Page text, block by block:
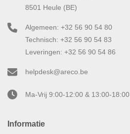
Informatie
8501 Heule (BE)
Algemeen: +32 56 90 54 80
Technisch: +32 56 90 54 83
Leveringen: +32 56 90 54 86
helpdesk@areco.be
Ma-Vrij 9:00-12:00 & 13:00-18:00